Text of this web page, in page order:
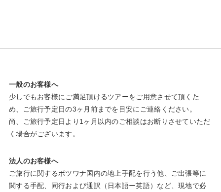
一般のお客様へ
少しでもお客様にご満足頂けるツアーをご用意させて頂くた
め、ご旅行予定日の3ヶ月前までを目安にご連絡ください。
尚、ご旅行予定日より1ヶ月以内のご相談はお断りさせていただ
く場合がございます。
法人のお客様へ
ご旅行に関するボツワナ国内の地上手配を行う他、ご出張等に
関する手配、同行および通訳（日本語ー英語）など、現地で必